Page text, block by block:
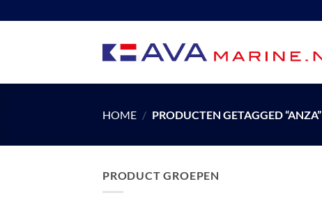
naar
HOME / PRODUCTEN GETAGGED “ANZA”
PRODUCT GROEPEN